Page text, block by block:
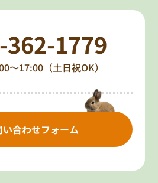
362-1779
～17:00（土日祝OK）
い合わせフォーム